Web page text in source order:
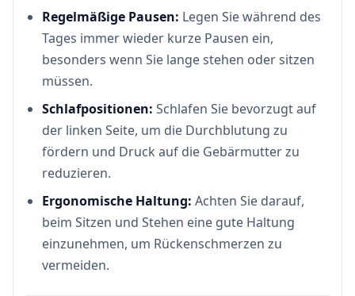
Regelmäßige Pausen: Legen Sie während des
Tages immer wieder kurze Pausen ein,
besonders wenn Sie lange stehen oder sitzen
müssen.
Schlafpositionen: Schlafen Sie bevorzugt auf
der linken Seite, um die Durchblutung zu
fördern und Druck auf die Gebärmutter zu
reduzieren.
Ergonomische Haltung: Achten Sie darauf,
beim Sitzen und Stehen eine gute Haltung
einzunehmen, um Rückenschmerzen zu
vermeiden.